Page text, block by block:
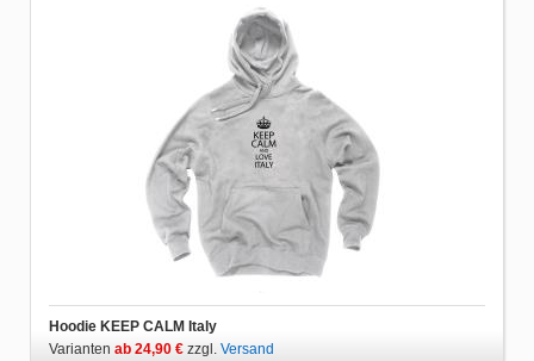
Hoodie KEEP CALM Italy
Varianten ab 24,90 € zzgl. Versand